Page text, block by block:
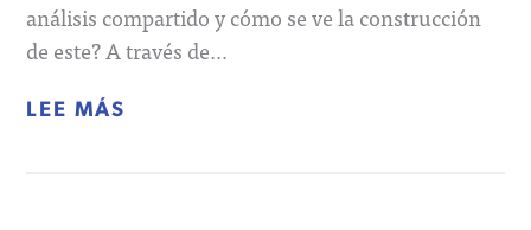
análisis compartido y cómo se ve la construcción
de este? A través de…
LEE MÁS